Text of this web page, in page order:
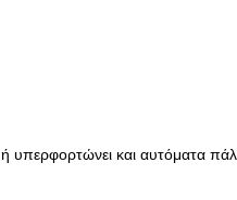
και αυτόματα πάλι